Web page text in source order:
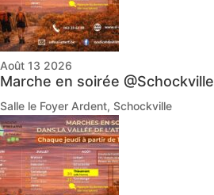
Août 13 2026
Marche en soirée @Schockville
Salle le Foyer Ardent, Schockville